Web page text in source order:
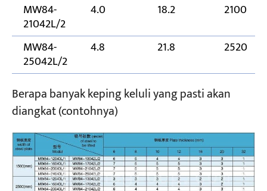
MW84-
21042L/2
4.0 18.2 2100
MW84-
25042L/2
4.8 21.8 2520
Berapa banyak keping keluli yang pasti akan
diangkat (contohnya)